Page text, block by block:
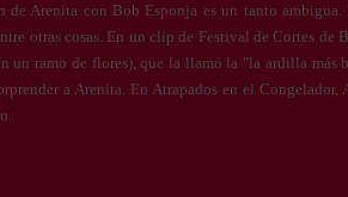
de Arenita con Bob Esponja es un tanto
otras cosas. En un clip de Festival de Cortes de
un ramo de flores), que la llamó la "la ardilla más
a Arenita. En Atrapados en el Congelador,